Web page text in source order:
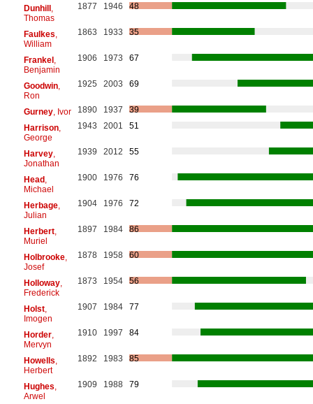
Dunhill,
Thomas
1877 1946 48
Faulkes
William
1863 1933 35
Frankel,
Benjamin
1906 1973 67
Goodwin,
Ron
1925 2003 69
Gurney, Ivor 1890 1937
39
Harrison,
George
1943 2001 51
Harvey,
Jonathan
1939 2012 55
Head,
Michael
1900 1976 76
Herbage,
Julian
1904 1976 72
Herbert,
Muriel
1897 1984 86
Holbrooke,
Josef
1878 1958 60
Holloway,
Frederick
1873 1954 56
Holst,
Imogen
1907 1984 77
Horder,
Mervyn
1910 1997 84
Howells
Herbert
1892 1983 85
Hughes
Arwel
1909 1988 79